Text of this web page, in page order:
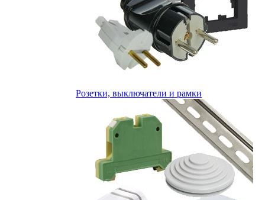
Розетки, выключатели и рамки